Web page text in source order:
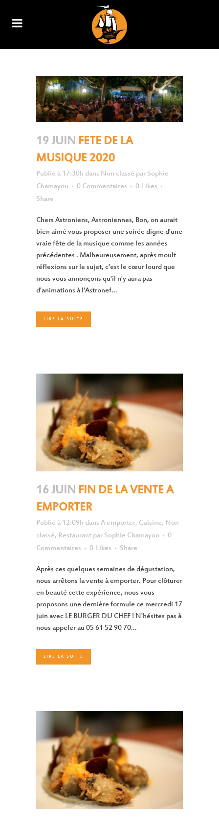
19 JUIN FETE DE LA
MUSIQUE 2020
Publié à 17:30h dans Non classé par Sophie
Chamayou
0 Commentaires 0 Likes
Share
Chers Astroniens, Astroniennes, Bon, on aurait
bien aimé vous proposer une soirée digne d'une
vraie fête de la musique comme les années
précédentes . Malheureusement, après moult
réflexions sur le sujet, c'est le cœur lourd que
nous vous annonçons qu'il n'y aura pas
d'animations à l'Astronef...
LIRE LA SUITE
16 JUIN FIN DE LA VENTE A
EMPORTER
Publié à 12:09h dans A emporter, Cuisine, Non
classé, Restaurant par Sophie Chamayou
0
Commentaires
0 Likes Share
Après ces quelques semaines de dégustation,
nous arrêtons la vente à emporter. Pour clôturer
en beauté cette expérience, nous vous
proposons une dernière formule ce mercredi 17
juin avec LE BURGER DU CHEF ! N'hésites pas à
nous appeler au 05 61 52 90 70...
LIRE LA SUITE